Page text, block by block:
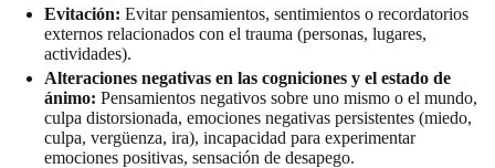
Evitación: Evitar pensamientos, sentimientos o recordatorios
externos relacionados con el trauma (personas, lugares,
actividades).
Alteraciones negativas en las cogniciones y el estado de
ánimo: Pensamientos negativos sobre uno mismo o el mundo,
culpa distorsionada, emociones negativas persistentes (miedo,
culpa, vergüenza, ira), incapacidad para experimentar
emociones positivas, sensación de desapego.